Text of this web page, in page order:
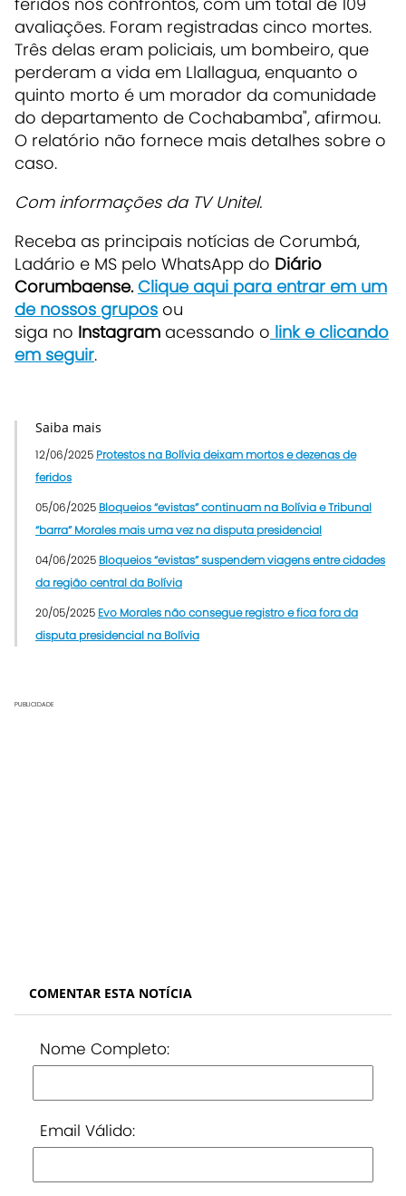
avaliações. Foram registradas cinco mortes.
Três delas eram policiais, um bombeiro, que
perderam a vida em Llallagua, enquanto o
quinto morto é um morador da comunidade
do departamento de Cochabamba", afirmou.
O relatório não fornece mais detalhes sobre o
caso.
Com informações da TV Unitel.
Receba as principais notícias de Corumbá,
Ladário e MS pelo WhatsApp do Diário
Corumbaense.Clique aqui para entrar em um
de nossos grupos ou
siga no Instagram acessando o link e clicando
em seguir.
Saiba mais
12/06/2025 Protestos na Bolívia deixam mortos e dezenas de
feridos
05/06/2025 Bloqueios “evistas” continuam na Bolívia e Tribunal
“barra” Morales mais uma vez na disputa presidencial
04/06/2025 Bloqueios “evistas” suspendem viagens entre cidades
da região central da Bolívia
20/05/2025 Evo Morales não consegue registro e fica fora da
disputa presidencial na Bolívia
PUBLICIDADE
COMENTAR ESTA NOTÍCIA
Nome Completo:
Email Válido: